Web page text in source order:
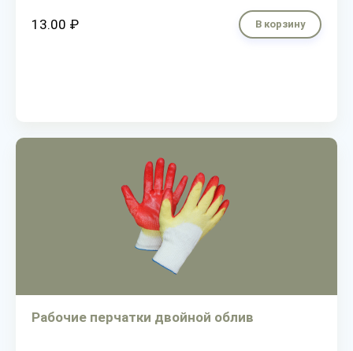
13.00 ₽ В корзину
Рабочие перчатки двойной облив